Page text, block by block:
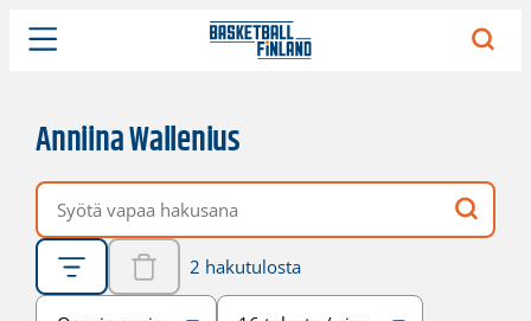
Anniina Wallenius
Vapaa hakusana
2 hakutulosta
Järjestys
Sivukoko